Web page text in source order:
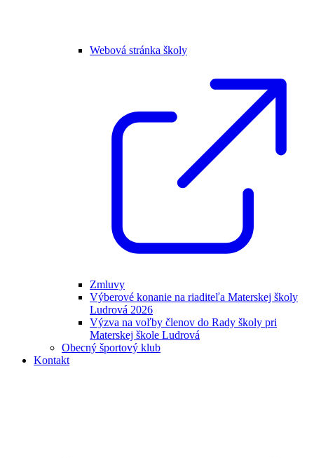
Webová stránka školy
Zmluvy
Výberové konanie na riaditeľa Materskej školy
Ludrová 2026
Výzva na voľby členov do Rady školy pri
Materskej škole Ludrová
Obecný športový klub
Kontakt